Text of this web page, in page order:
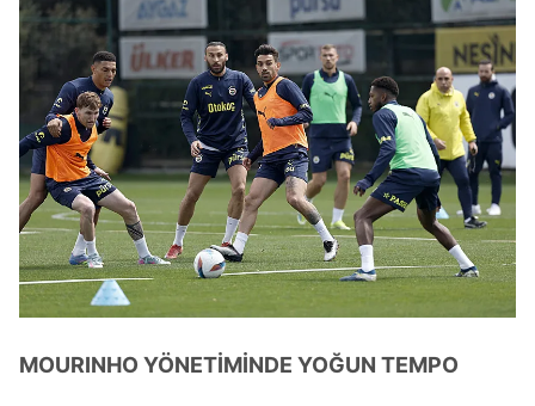
MOURINHO YÖNETİMİNDE YOĞUN TEMPO